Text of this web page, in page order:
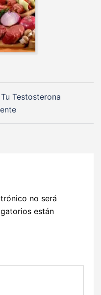
Testosterona
no será
están